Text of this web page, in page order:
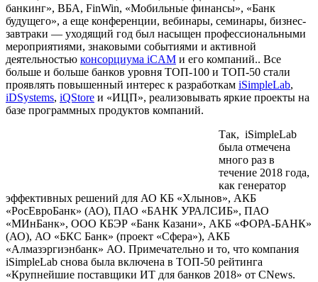
банкинг», ВБА, FinWin, «Мобильные финансы», «Банк
будущего», а еще конференции, вебинары, семинары, бизнес-
завтраки — уходящий год был насыщен профессиональными
мероприятиями, знаковыми событиями и активной
деятельностью консорциума iCAM и его компаний.. Все
больше и больше банков уровня ТОП-100 и ТОП-50 стали
проявлять повышенный интерес к разработкам iSimpleLab,
iDSystems, iQStore и «ИЦП», реализовывать яркие проекты на
базе программных продуктов компаний.
Так, iSimpleLab
была отмечена
много раз в
течение 2018 года,
как генератор
эффективных решений для АО КБ «Хлынов», АКБ
«РосЕвроБанк» (АО), ПАО «БАНК УРАЛСИБ», ПАО
«МИнБанк», ООО КБЭР «Банк Казани», АКБ «ФОРА-БАНК»
(АО), АО «БКС Банк» (проект «Сфера»), АКБ
«Алмазэргиэнбанк» АО. Примечательно и то, что компания
iSimpleLab снова была включена в ТОП-50 рейтинга
«Крупнейшие поставщики ИТ для банков 2018» от CNews.